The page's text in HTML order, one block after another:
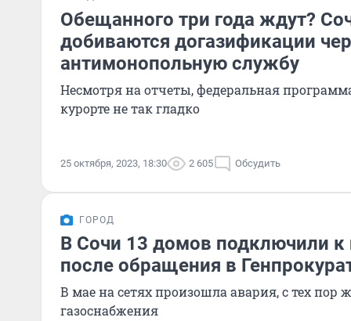
Обещанного три года ждут?
добиваются догазификации
антимонопольную службу
Несмотря на отчеты, федеральная
курорте не так гладко
25 октября, 2023, 18:30 2 605 Обсудить
ГОРОД
В Сочи 13 домов подключили к
после обращения в
В мае на сетях произошла авария, с тех пор
газоснабжения